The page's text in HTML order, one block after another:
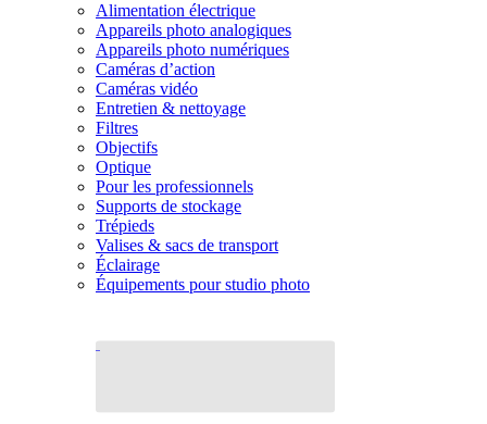
Alimentation électrique
Appareils photo analogiques
Appareils photo numériques
Caméras d’action
Caméras vidéo
Entretien & nettoyage
Filtres
Objectifs
Optique
Pour les professionnels
Supports de stockage
Trépieds
Valises & sacs de transport
Éclairage
Équipements pour studio photo